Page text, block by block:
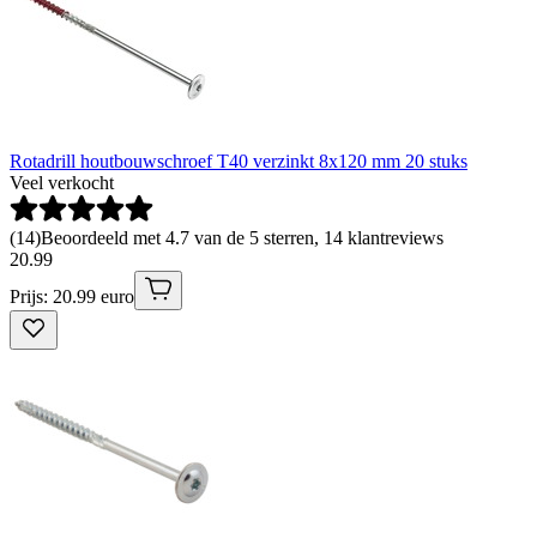
Rotadrill houtbouwschroef T40 verzinkt 8x120 mm 20 stuks
Veel verkocht
(14)Beoordeeld met 4.7 van de 5 sterren, 14 klantreviews
20.99
Prijs: 20.99 euro